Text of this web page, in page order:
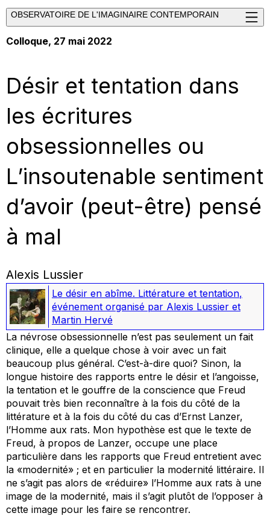
OBSERVATOIRE DE L'IMAGINAIRE CONTEMPORAIN
Colloque, 27 mai 2022
Désir et tentation dans
les écritures
obsessionnelles ou
L’insoutenable sentiment
d’avoir (peut-être) pensé
à mal
Alexis Lussier
Le désir en abîme. Littérature et tentation,
événement organisé par Alexis Lussier et
Martin Hervé
La névrose obsessionnelle n’est pas seulement un fait
clinique, elle a quelque chose à voir avec un fait
beaucoup plus général. C’est-à-dire quoi? Sinon, la
longue histoire des rapports entre le désir et l’angoisse,
la tentation et le gouffre de la conscience que Freud
pouvait très bien reconnaître à la fois du côté de la
littérature et à la fois du côté du cas d’Ernst Lanzer,
l’Homme aux rats. Mon hypothèse est que le texte de
Freud, à propos de Lanzer, occupe une place
particulière dans les rapports que Freud entretient avec
la «modernité» ; et en particulier la modernité littéraire. Il
ne s’agit pas alors de «réduire» l’Homme aux rats à une
image de la modernité, mais il s’agit plutôt de l’opposer à
cette image pour les faire se rencontrer.